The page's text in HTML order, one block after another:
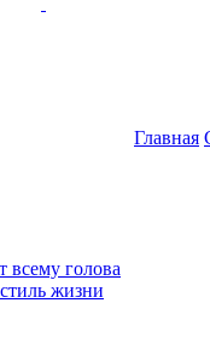
Главная
всему голова
жизни